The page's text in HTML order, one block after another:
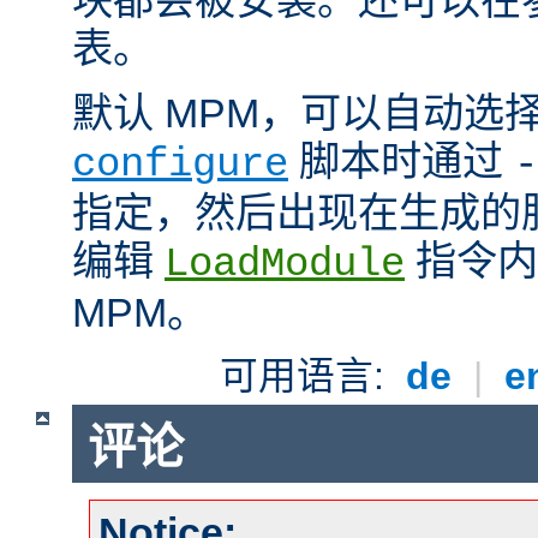
表。
默认 MPM，可以自动选
configure 脚本时通过
指定，然后出现在生成
编辑 LoadModule 指令
MPM。
可用语言: de |
评论